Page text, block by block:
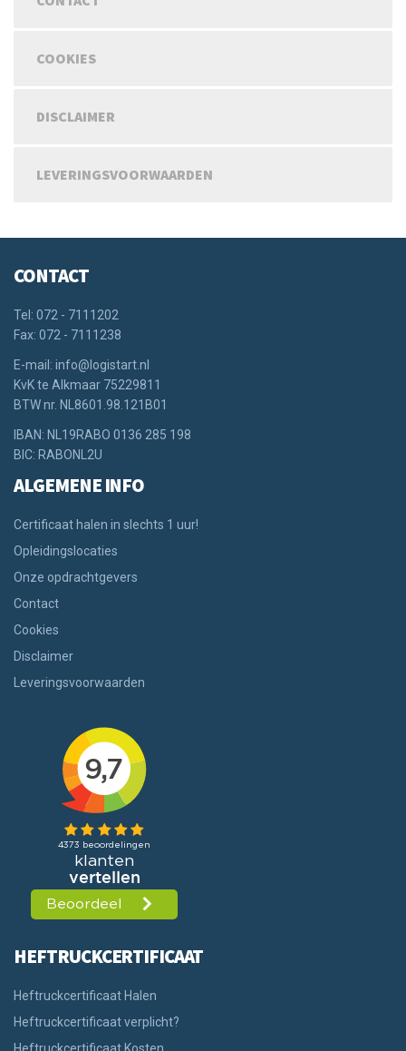
COOKIES
DISCLAIMER
LEVERINGSVOORWAARDEN
CONTACT
Tel: 072 - 7111202
Fax: 072 - 7111238
E-mail: info@logistart.nl
KvK te Alkmaar 75229811
BTW nr. NL8601.98.121B01
IBAN: NL19RABO 0136 285 198
BIC: RABONL2U
ALGEMENE INFO
Certificaat halen in slechts 1 uur!
Opleidingslocaties
Onze opdrachtgevers
Contact
Cookies
Disclaimer
Leveringsvoorwaarden
HEFTRUCKCERTIFICAAT
Heftruckcertificaat Halen
Heftruckcertificaat verplicht?